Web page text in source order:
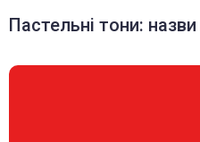
Пастельні тони: назви